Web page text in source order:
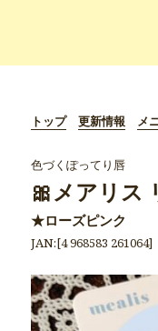
トップ 更新情報 メ
色づくぽってり唇
🎀メアリス
★ローズピンク
JAN:[4 968583 261064]